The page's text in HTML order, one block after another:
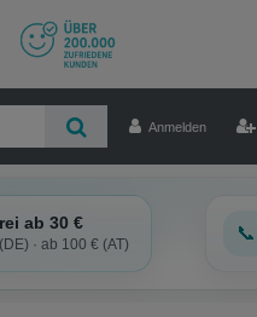
Anmelden
ab 30 €
· ab 100 € (AT)
📞